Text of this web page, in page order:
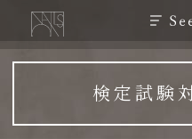
検定試験